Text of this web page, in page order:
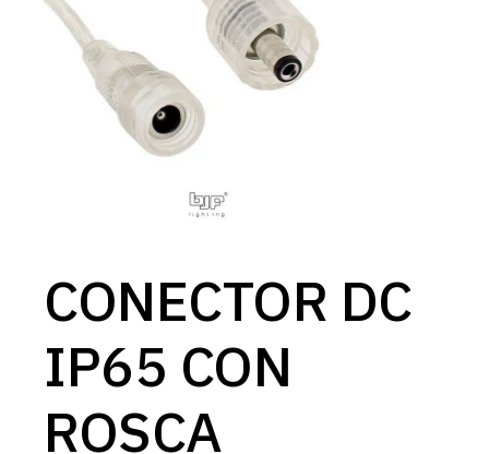
CONECTOR DC
IP65 CON
ROSCA